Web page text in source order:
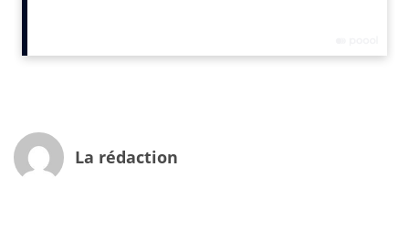
chiffres n’est pas rassasiée, allez faire un tour sur
Facebook Data Sciences
La rédaction